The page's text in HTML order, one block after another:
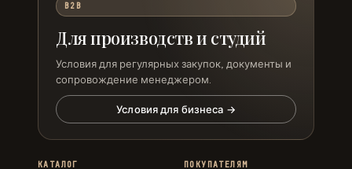
B2B
Для производств и студий
Условия для регулярных закупок, документы и
сопровождение менеджером.
Условия для бизнеса →
КАТАЛОГ ПОКУПАТЕЛЯМ